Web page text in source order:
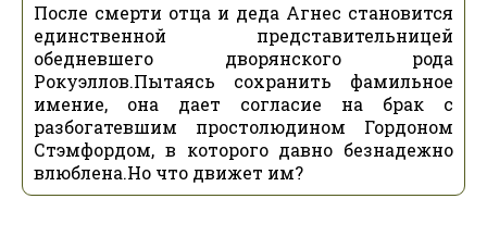
После смерти отца и деда Агнес становится
единственной представительницей
обедневшего дворянского рода
Рокуэллов.Пытаясь сохранить фамильное
имение, она дает согласие на брак с
разбогатевшим простолюдином Гордоном
Стэмфордом, в которого давно безнадежно
влюблена.Но что движет им?